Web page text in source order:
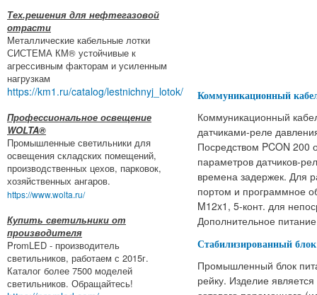
Тех.решения для нефтегазовой
отрасти
Металлические кабельные лотки
СИСТЕМА КМ® устойчивые к
агрессивным факторам и усиленным
нагрузкам
https://km1.ru/catalog/lestnichnyj_lotok/
Профессиональное освещение
WOLTA®
Промышленные светильники для
освещения складских помещений,
производственных цехов, парковок,
хозяйственных ангаров.
https://www.wolta.ru/
Купить светильники от
производителя
PromLED - производитель
светильников, работаем с 2015г.
Каталог более 7500 моделей
светильников. Обращайтесь!
Коммуникационный
Коммуникационный
датчиками-реле
Посредством PCON 200
параметров датчиков-
времена задержек. Для
портом и программное
M12x1, 5-конт. для
Дополнительное
Стабилизированный
Промышленный блок
рейку. Изделие